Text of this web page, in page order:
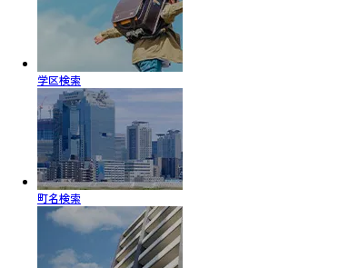
学区検索
町名検索